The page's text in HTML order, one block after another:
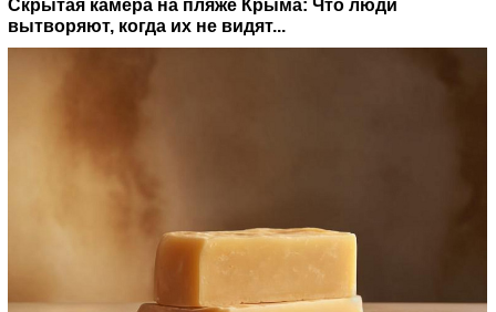
Скрытая камера на пляже Крыма: Что люди
вытворяют, когда их не видят...